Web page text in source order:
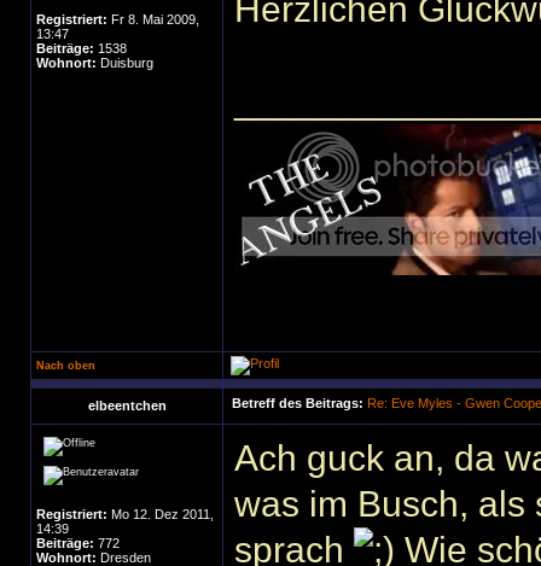
Registriert: Fr 8. Mai 2009,
13:47
Beiträge: 1538
Wohnort: Duisburg
Herzlichen
Nach oben
elbeentchen Betreff des Beitrags: Re: Eve Myles - Gwen
Registriert: Mo 12. Dez 2011,
14:39
Beiträge: 772
Wohnort: Dresden
Ach guck an, da
was im Busch, als
sprach
Wie